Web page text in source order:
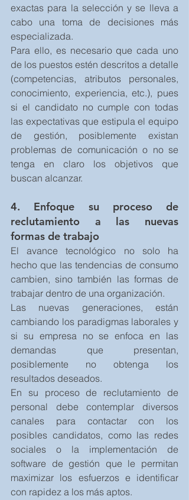
exactas para la selección y se lleva a
cabo una toma de decisiones más
especializada.
Para ello, es necesario que cada uno
de los puestos estén descritos a detalle
(competencias, atributos personales,
conocimiento, experiencia, etc.), pues
si el candidato no cumple con todas
las expectativas que estipula el equipo
de gestión, posiblemente existan
problemas de comunicación o no se
tenga en claro los objetivos que
buscan alcanzar.
4. Enfoque su proceso de
reclutamiento a las nuevas
formas de trabajo
El avance tecnológico no solo ha
hecho que las tendencias de consumo
cambien, sino también las formas de
trabajar dentro de una organización.
Las nuevas generaciones, están
cambiando los paradigmas laborales y
si su empresa no se enfoca en las
demandas que presentan,
posiblemente no obtenga los
resultados deseados.
En su proceso de reclutamiento de
personal debe contemplar diversos
canales para contactar con los
posibles candidatos, como las redes
sociales o la implementación de
software de gestión que le permitan
maximizar los esfuerzos e identificar
con rapidez a los más aptos.